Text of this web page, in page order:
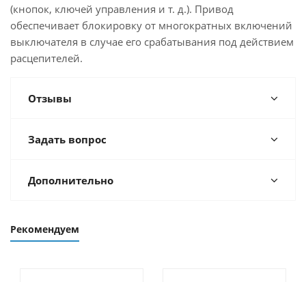
(кнопок, ключей управления и т. д.). Привод
обеспечивает блокировку от многократных включений
выключателя в случае его срабатывания под действием
расцепителей.
Отзывы
Задать вопрос
Дополнительно
Рекомендуем